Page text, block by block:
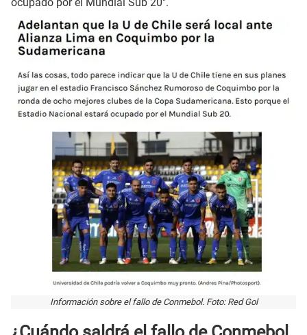
Información sobre el fallo de Conmebol. Foto: Red Gol